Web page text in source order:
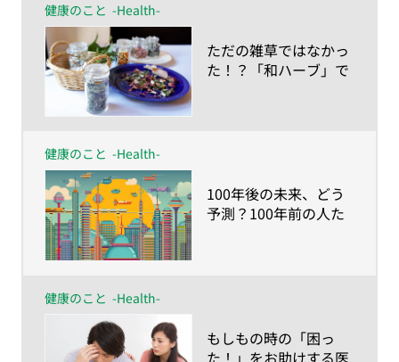
健康のこと -Health-
​ただの雑草ではなかっ
た！？「和ハーブ」で
健康のこと -Health-
​100年後の未来、どう
予測？100年前の人た
健康のこと -Health-
​もしもの時の「困っ
た！」をお助けする医